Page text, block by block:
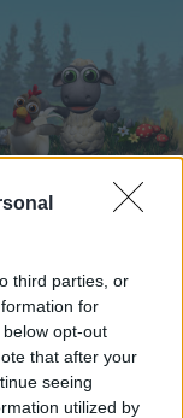
third parties, or
for
opt-out
that after your
seeing
utilized by